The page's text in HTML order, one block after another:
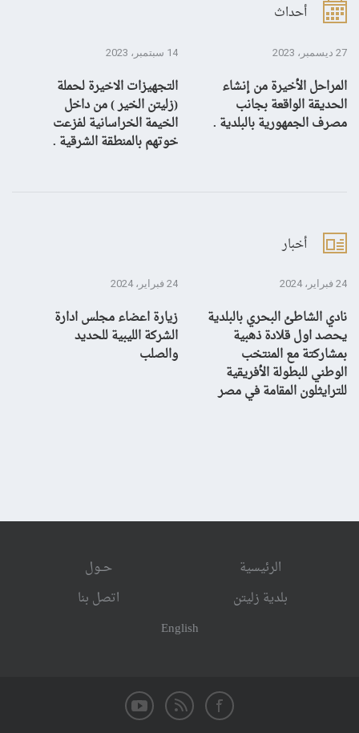
أحداث
27 ديسمبر، 2023
المراحل الأخيرة من إنشاء
الحديقة الواقعة بجانب
مصرف الجمهورية بالبلدية .
14 سبتمبر، 2023
التجهيزات الاخيرة لحملة
(زليتن الخير ) من داخل
الخيمة الخراسانية لفزعت
خوتهم بالمنطقة الشرقية .
أخبار
24 فبراير، 2024
نادي الشاطئ البحري بالبلدية
يحصد اول قلادة ذهبية
بمشاركتة مع المنتخب
الوطني للبطولة الأفريقية
للترايثلون المقامة في مصر
24 فبراير، 2024
زيارة اعضاء مجلس ادارة
الشركة الليبية للحديد
والصلب
الرئيسية
حــول
بلدية زليتن
اتصل بنا
English